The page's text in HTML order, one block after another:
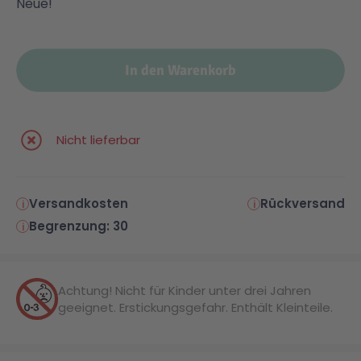
Neue!
In den Warenkorb
Nicht lieferbar
Versandkosten
Rückversand
Begrenzung: 30
Achtung! Nicht für Kinder unter drei Jahren
geeignet. Erstickungsgefahr. Enthält Kleinteile.